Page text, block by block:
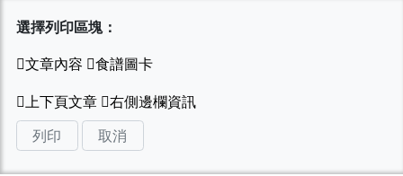
選擇列印區塊：
列印 取消